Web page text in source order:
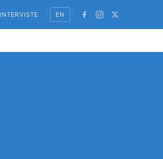
INTERVISTE EN